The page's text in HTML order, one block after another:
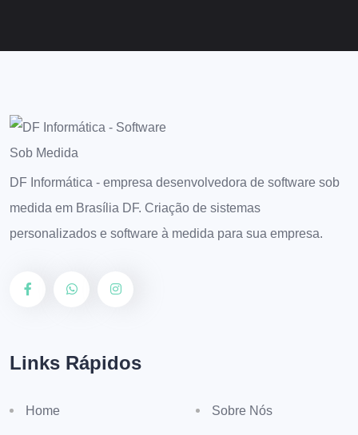
DF Informática - empresa desenvolvedora de software sob
medida em Brasília DF. Criação de sistemas
personalizados e software à medida para sua empresa.
Links Rápidos
Home Sobre Nós